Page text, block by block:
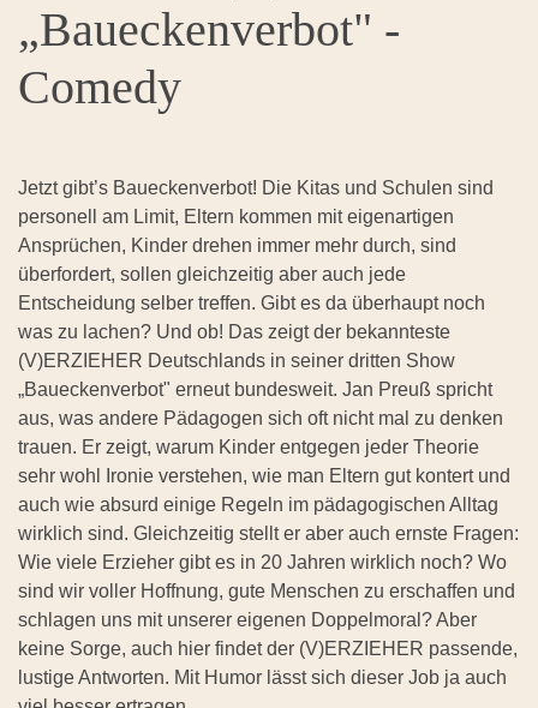
„Baueckenverbot" -
Comedy
Jetzt gibt’s Baueckenverbot! Die Kitas und Schulen sind
personell am Limit, Eltern kommen mit eigenartigen
Ansprüchen, Kinder drehen immer mehr durch, sind
überfordert, sollen gleichzeitig aber auch jede
Entscheidung selber treffen. Gibt es da überhaupt noch
was zu lachen? Und ob! Das zeigt der bekannteste
(V)ERZIEHER Deutschlands in seiner dritten Show
„Baueckenverbot" erneut bundesweit. Jan Preuß spricht
aus, was andere Pädagogen sich oft nicht mal zu denken
trauen. Er zeigt, warum Kinder entgegen jeder Theorie
sehr wohl Ironie verstehen, wie man Eltern gut kontert und
auch wie absurd einige Regeln im pädagogischen Alltag
wirklich sind. Gleichzeitig stellt er aber auch ernste Fragen:
Wie viele Erzieher gibt es in 20 Jahren wirklich noch? Wo
sind wir voller Hoffnung, gute Menschen zu erschaffen und
schlagen uns mit unserer eigenen Doppelmoral? Aber
keine Sorge, auch hier findet der (V)ERZIEHER passende,
lustige Antworten. Mit Humor lässt sich dieser Job ja auch